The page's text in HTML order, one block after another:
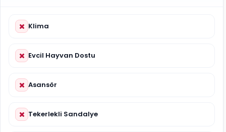
Klima
Evcil Hayvan Dostu
Asansör
Tekerlekli Sandalye